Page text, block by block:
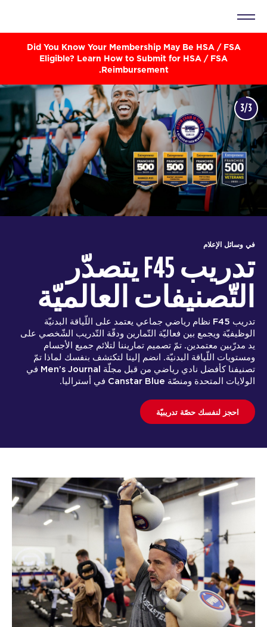
Did You Know Your Membership May Be HSA / FSA
Eligible? Learn How to Submit for HSA / FSA
Reimbursement.
في وسائل الإعلام
تدريب F45 يتصدّر
التّصنيفات العالميّة
تدريب F45 نظام رياضي جماعي يعتمد على اللّياقة البدنيّة
الوظيفيّة ويجمع بين فعاليّة التّمارين ودقّة التّدريب الشّخصي على
يد مدرّبين معتمدين. تمّ تصميم تماريننا لتلائم جميع الأجسام
ومستويات اللّياقة البدنيّة. انضم إلينا لتكتشف بنفسك لماذا تمّ
تصنيفنا كأفضل نادي رياضي من قبل مجلّة Men’s Journal في
الولايات المتحدة ومنصّة Canstar Blue في أستراليا.
احجز لنفسك حصّة تدريبيّة
3/3